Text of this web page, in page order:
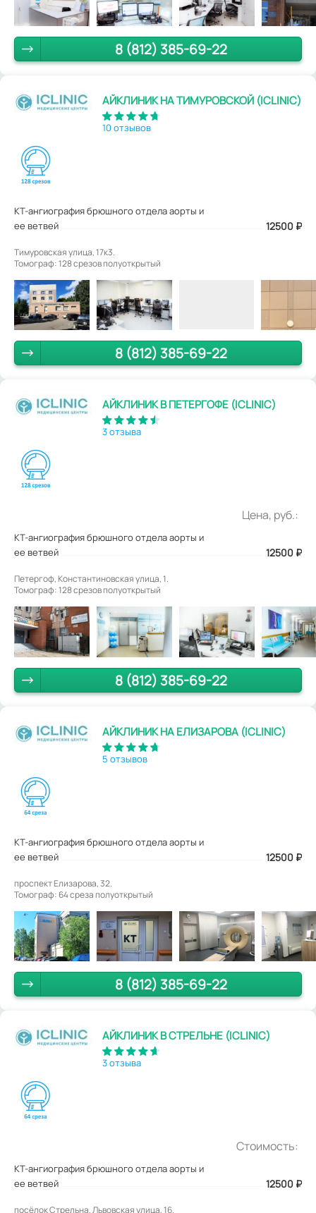
8 (812) 385-69-22
АЙКЛИНИК НА ТИМУРОВСКОЙ (ICLINIC)
10 отзывов
КТ-ангиография брюшного отдела аорты и
ее ветвей
12500 ₽
Тимуровская улица, 17к3.
Томограф: 128 срезов полуоткрытый
8 (812) 385-69-22
АЙКЛИНИК В ПЕТЕРГОФЕ (ICLINIC)
3 отзыва
Цена, руб.:
КТ-ангиография брюшного отдела аорты и
ее ветвей
12500 ₽
Петергоф, Константиновская улица, 1.
Томограф: 128 срезов полуоткрытый
8 (812) 385-69-22
АЙКЛИНИК НА ЕЛИЗАРОВА (ICLINIC)
5 отзывов
КТ-ангиография брюшного отдела аорты и
ее ветвей
12500 ₽
проспект Елизарова, 32.
Томограф: 64 среза полуоткрытый
8 (812) 385-69-22
АЙКЛИНИК В СТРЕЛЬНЕ (ICLINIC)
3 отзыва
Стоимость:
КТ-ангиография брюшного отдела аорты и
ее ветвей
12500 ₽
посёлок Стрельна, Львовская улица, 16.